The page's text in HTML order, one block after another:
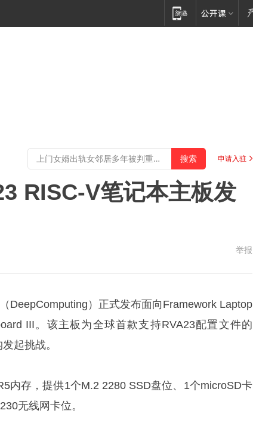
申请入驻
RISC-V笔记本主板发
举报
DeepComputing）正式发布面向Framework Laptop
III。该主板为全球首款支持RVA23配置文件的
起挑战。
内存，提供1个M.2 2280 SSD盘位、1个microSD卡
无线网卡位。